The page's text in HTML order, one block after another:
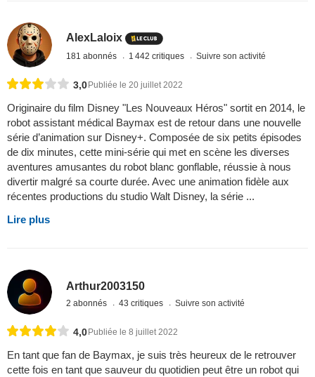
AlexLaloix
181 abonnés 1 442 critiques Suivre son activité
3,0Publiée le 20 juillet 2022
Originaire du film Disney "Les Nouveaux Héros" sortit en 2014, le
robot assistant médical Baymax est de retour dans une nouvelle
série d’animation sur Disney+. Composée de six petits épisodes
de dix minutes, cette mini-série qui met en scène les diverses
aventures amusantes du robot blanc gonflable, réussie à nous
divertir malgré sa courte durée. Avec une animation fidèle aux
récentes productions du studio Walt Disney, la série ...
Lire plus
Arthur2003150
2 abonnés 43 critiques Suivre son activité
4,0 Publiée le 8 juillet 2022
En tant que fan de Baymax, je suis très heureux de le retrouver
cette fois en tant que sauveur du quotidien peut être un robot qui